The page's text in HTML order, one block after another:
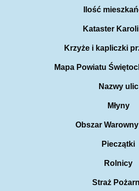
Ilość
Kataster
Krzyże i kapliczki
Mapa Powiatu
Nazwy ulic
Młyny
Obszar
Pieczątki
Rolnicy
Straż